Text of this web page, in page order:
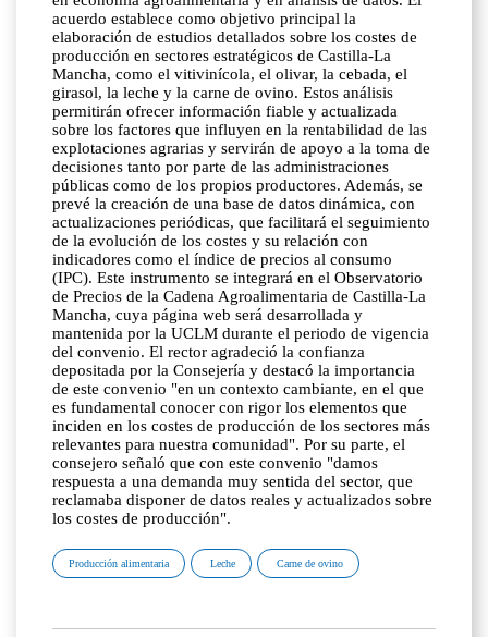
acuerdo establece como objetivo principal la
elaboración de estudios detallados sobre los costes de
producción en sectores estratégicos de Castilla-La
Mancha, como el vitivinícola, el olivar, la cebada, el
girasol, la leche y la carne de ovino. Estos análisis
permitirán ofrecer información fiable y actualizada
sobre los factores que influyen en la rentabilidad de las
explotaciones agrarias y servirán de apoyo a la toma de
decisiones tanto por parte de las administraciones
públicas como de los propios productores. Además, se
prevé la creación de una base de datos dinámica, con
actualizaciones periódicas, que facilitará el seguimiento
de la evolución de los costes y su relación con
indicadores como el índice de precios al consumo
(IPC). Este instrumento se integrará en el Observatorio
de Precios de la Cadena Agroalimentaria de Castilla-La
Mancha, cuya página web será desarrollada y
mantenida por la UCLM durante el periodo de vigencia
del convenio. El rector agradeció la confianza
depositada por la Consejería y destacó la importancia
de este convenio "en un contexto cambiante, en el que
es fundamental conocer con rigor los elementos que
inciden en los costes de producción de los sectores más
relevantes para nuestra comunidad". Por su parte, el
consejero señaló que con este convenio "damos
respuesta a una demanda muy sentida del sector, que
reclamaba disponer de datos reales y actualizados sobre
los costes de producción".
Producción alimentaria Leche Carne de ovino